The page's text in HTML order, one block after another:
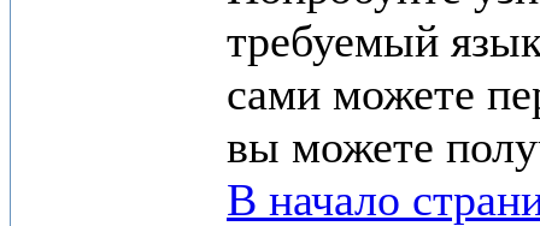
требуемый
сами можете
вы можете
В начало